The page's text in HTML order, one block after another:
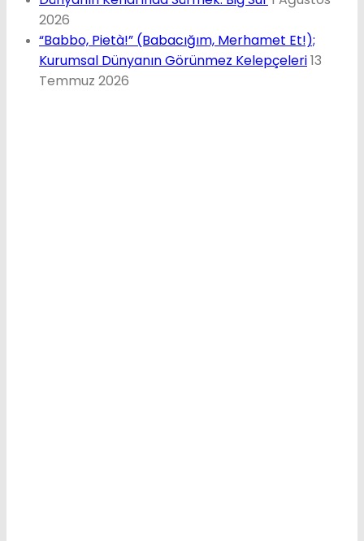
2026
“Babbo, Pietà!” (Babacığım, Merhamet Et!);
Kurumsal Dünyanın Görünmez Kelepçeleri13
Temmuz 2026